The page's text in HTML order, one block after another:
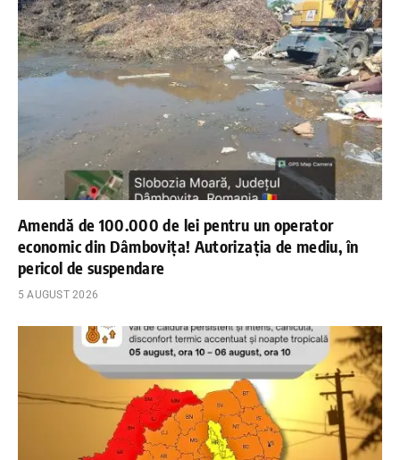
Amendă de 100.000 de lei pentru un operator
economic din Dâmbovița! Autorizația de mediu, în
pericol de suspendare
5 AUGUST 2026